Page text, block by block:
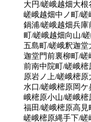
大円/嵯峨越畑大
嵯峨越畑中ノ町/嵯
鍋浦/嵯峨越畑兵庫
町/嵯峨越畑向山/
五島町/嵯峨釈迦
迦堂門前裏柳町/
前南中院町/嵯峨
原岩ノ上/嵯峨樒
水口/嵯峨樒原岡
峨樒原小山/嵯峨
福田/嵯峨樒原高
嵯峨樒原縄手下/